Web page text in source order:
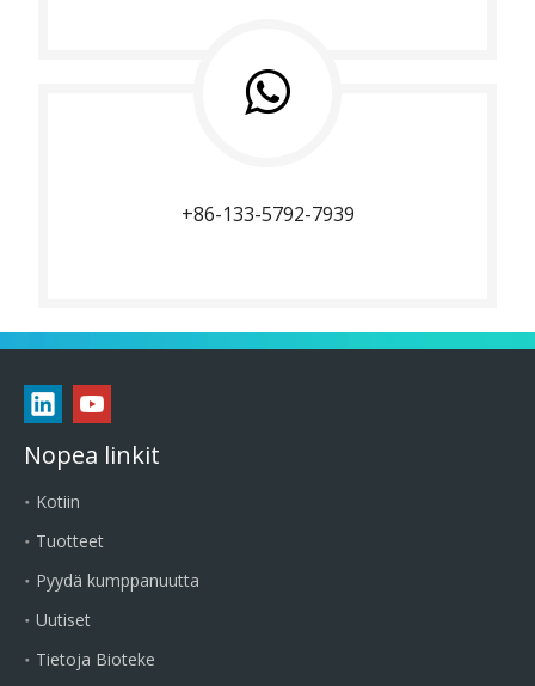
+86-133-5792-7939
Nopea linkit
Kotiin
Tuotteet
Pyydä kumppanuutta
Uutiset
Tietoja Bioteke